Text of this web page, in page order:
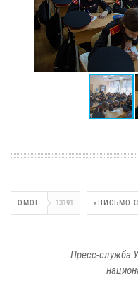
ОМОН 13191 «ПИСЬМО
Пресс-служба